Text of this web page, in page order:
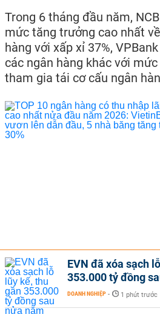
Trong 6 tháng đầu năm,
mức tăng trưởng cao nhất
hàng với xấp xỉ 37%,
các ngân hàng khác với
tham gia tái cơ cấu ngân
EVN đã xóa sạch
353.000 tỷ đồng
DOANH NGHIỆP - 1 phút trước